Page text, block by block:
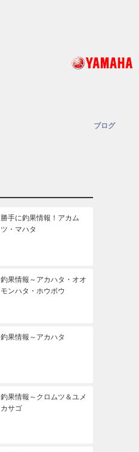
ブログ
勝手に釣果情報！アカム
ツ・マハタ
釣果情報～アカハタ・オオ
モンハタ・ホウボウ
釣果情報～アカハタ
釣果情報～クロムツ＆ユメ
カサゴ